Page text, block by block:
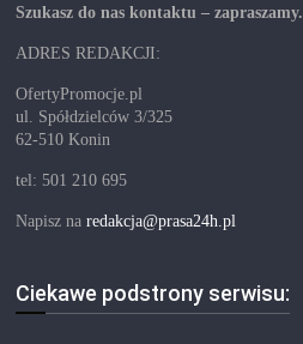
Szukasz do nas kontaktu – zapraszamy.
ADRES REDAKCJI:
OfertyPromocje.pl
ul. Spółdzielców 3/325
62-510 Konin
tel: 501 210 695
Napisz naredakcja@prasa24h.pl
Ciekawe podstrony serwisu: